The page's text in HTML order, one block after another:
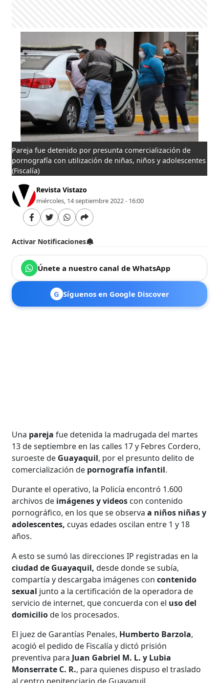
Pareja fue detenido por presunta comercialización de
pornografía con utilización de niñas, niños y adolescentes
(Fiscalía)
Revista Vistazo
miércoles, 14 septiembre 2022 - 16:00
Activar Notificaciones
Únete a nuestro canal de WhatsApp
G Síguenos en Google Discover
Una pareja fue detenida la madrugada del martes
13 de septiembre en las calles 17 y Febres Cordero,
suroeste de Guayaquil, por el presunto delito de
comercialización de pornografía infantil.
Durante el operativo, la Policía encontró 1.600
archivos de imágenes y videos con contenido
pornográfico, en los que se observaa niños niñas y
adolescentes, cuyas edades oscilan entre 1 y 18
años.
A esto se sumó las direcciones IP registradas en la
ciudad de Guayaquil, desde donde se subía,
compartía y descargaba imágenes concontenido
sexual junto a la certificación de la operadora de
servicio de internet, que concuerda con el uso del
domiciliode los procesados.
El juez de Garantías Penales, Humberto Barzola,
acogió el pedido de Fiscalía y dictó prisión
preventiva para Juan Gabriel M. L. y Lubia
Monserrate C. R., para quienes dispuso el traslado